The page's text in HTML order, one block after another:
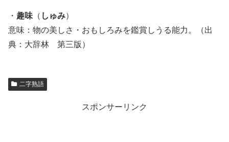
・ 趣味 （ しゅみ）
意味：物の美しさ・おもしろみを鑑賞しうる能力。（出
典：大辞林 第三版）
二字熟語
スポンサーリンク